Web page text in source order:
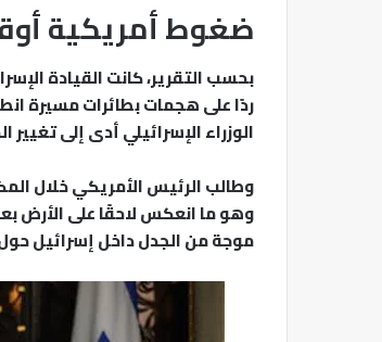
ضغوط أمريكية
بحسب التقرير، كانت القيادة
ردًا على هجمات بطائرات مسيرة
الوزراء الإسرائيلي أدى إلى
وطالب الرئيس الأمريكي خلال
وهو ما انعكس لاحقًا على الأرض
موجة من الجدل داخل إسرائيل